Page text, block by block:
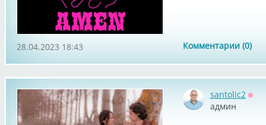
Комментарии (0)
28.04.2023 18:43
santolic2
админ